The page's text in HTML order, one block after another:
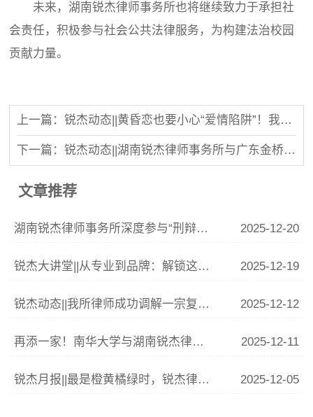
未来，湖南锐杰律师事务所也将继续致力于承担社
会责任，积极参与社会公共法律服务，为构建法治校园
贡献力量。
上一篇：锐杰动态||黄昏恋也要小心“爱情陷阱”！我所李青云律师做客《经视说法》
下一篇：锐杰动态||湖南锐杰律师事务所与广东金桥百信（长沙）律师事务所篮球友谊赛圆满落幕
文章推荐
湖南锐杰律师事务所深度参与“刑辩湘军”联训 李青云副主任精析涉“骗”案件辩护要点 2025-12-20
锐杰大讲堂||从专业到品牌：解锁这份律师IP打造指南 2025-12-19
锐杰动态||我所律师成功调解一宗复杂婚姻家庭纠纷 2025-12-12
再添一家！南华大学与湖南锐杰律师事务所共建法学实践教学基地签约揭牌仪式圆满举行 2025-12-11
锐杰月报||最是橙黄橘绿时，锐杰律所11月事记 2025-12-05